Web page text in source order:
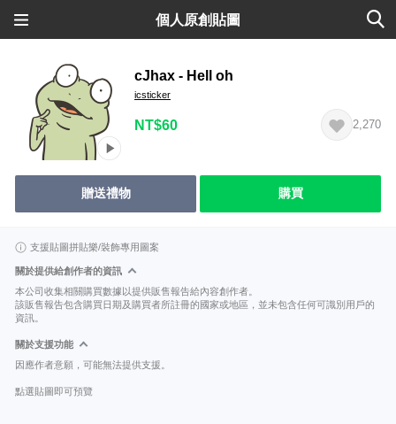
個人原創貼圖
cJhax - Hell oh
icsticker
NT$60 2,270
贈送禮物 購買
支援貼圖拼貼樂/裝飾專用圖案
關於提供給創作者的資訊
本公司收集相關購買數據以提供販售報告給內容創作者。
該販售報告包含購買日期及購買者所註冊的國家或地區，並未包含任何可識別用戶的
資訊。
關於支援功能
因應作者意願，可能無法提供支援。
點選貼圖即可預覽